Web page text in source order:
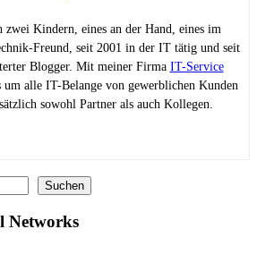
zwei Kindern, eines an der Hand, eines im
Freund, seit 2001 in der IT tätig und seit
Blogger. Mit meiner Firma IT-Service
alle IT-Belange von gewerblichen Kunden
sowohl Partner als auch Kollegen.
Suchen
Networks